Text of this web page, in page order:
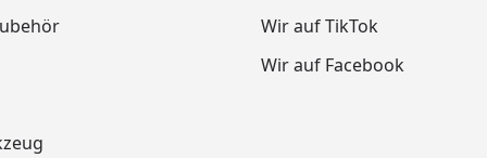
Wir auf TikTok
Wir auf Facebook